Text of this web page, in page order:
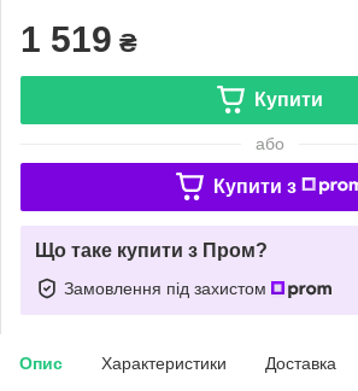
1 519 ₴
Купити
або
Купити з
Що таке купити з Пром?
Замовлення під захистом
Опис Характеристики Доставка